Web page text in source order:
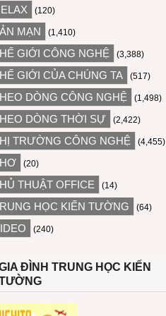
(120)
MẠN (1,410)
GIỚI CÔNG NGHỆ (3,388)
GIỚI CỦA CHÚNG TA (517)
DÒNG CÔNG NGHỆ (1,498)
DÒNG THỜI SỰ (2,422)
TRƯỜNG CÔNG NGHỆ (4,455)
(20)
THUẬT OFFICE (14)
HỌC KIẾN TƯỜNG (64)
(240)
ĐÌNH TRUNG HỌC KIẾN